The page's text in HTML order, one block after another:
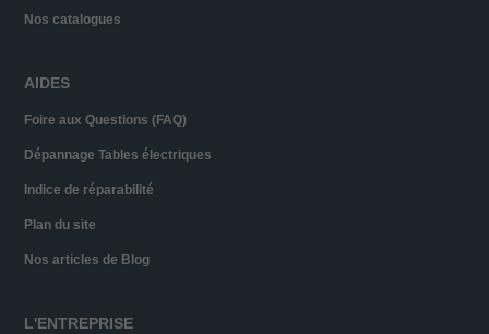
Nos catalogues
AIDES
Foire aux Questions (FAQ)
Dépannage Tables électriques
Indice de réparabilité
Plan du site
Nos articles de Blog
L'ENTREPRISE